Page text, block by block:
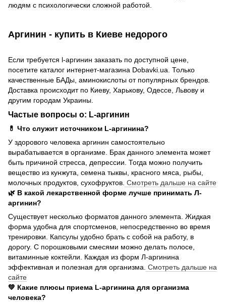
людям с психологически сложной работой.
Аргинин - купить в Киеве недорого
Если требуется l-аргинин заказать по доступной цене,
посетите каталог интернет-магазина Dobavki.ua. Только
качественные БАДы, аминокислоты от популярных брендов.
Доставка происходит по Киеву, Харькову, Одессе, Львову и
другим городам Украины.
Частые вопросы о: L-аргинин
💊 Что служит источником L-аргинина?
У здорового человека аргинин самостоятельно
вырабатывается в организме. Брак данного элемента может
быть причиной стресса, депрессии. Тогда можно получить
вещество из кунжута, семена тыквы, красного мяса, рыбы,
молочных продуктов, сухофруктов. Смотреть дальше на сайте
🌿 В какой лекарственной форме лучше принимать Л-
аргинин?
Существует несколько форматов данного элемента. Жидкая
форма удобна для спортсменов, непосредственно во время
тренировки. Капсулы удобно брать с собой на работу, в
дорогу. С порошковыми смесями можно делать полосе,
витаминные коктейли. Каждая из форм Л-аргинина
эффективная и полезная для организма. Смотреть дальше на
сайте
💚 Какие плюсы приема L-аргинина для организма
человека?